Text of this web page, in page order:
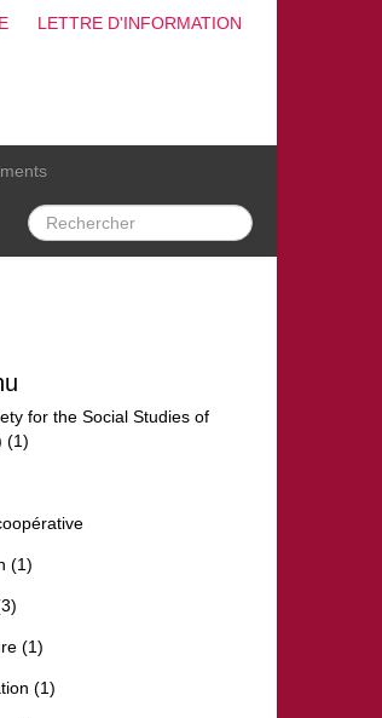
LETTRE D'INFORMATION
for the Social Studies of
(1)
(1)
(1)
(1)